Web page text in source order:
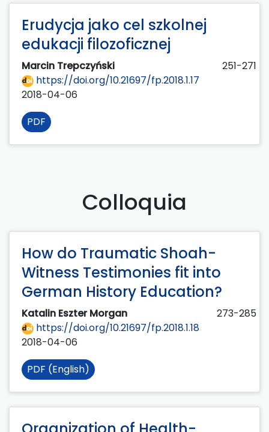
Erudycja jako cel szkolnej
edukacji filozoficznej
Marcin Trepczyński
251-271
https://doi.org/10.21697/fp.2018.1.17
2018-04-06
PDF
Colloquia
How do Traumatic Shoah-
Witness Testimonies fit into
German History Education?
Katalin Eszter Morgan
273-285
https://doi.org/10.21697/fp.2018.1.18
2018-04-06
PDF (English)